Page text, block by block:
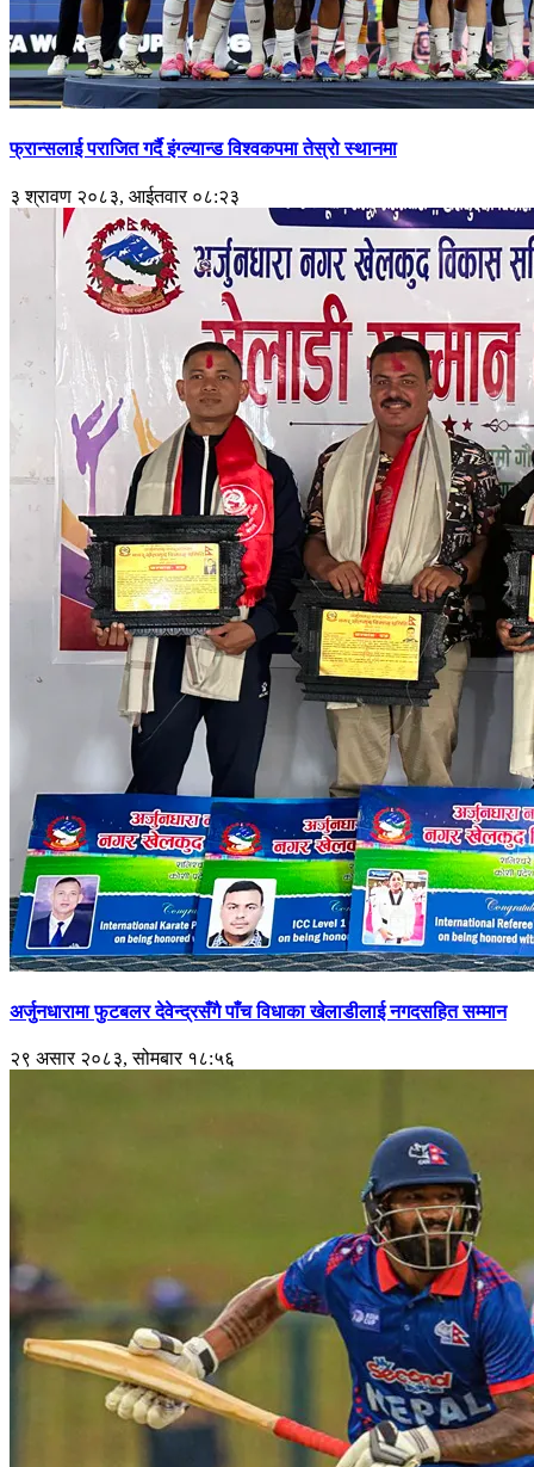
फ्रान्सलाई पराजित गर्दै इंग्ल्यान्ड विश्वकपमा तेस्रो स्थानमा
३ श्रावण २०८३, आईतवार ०८:२३
अर्जुनधारामा फुटबलर देवेन्द्रसँगै पाँच विधाका खेलाडीलाई नगदसहित सम्मान
२९ असार २०८३, सोमबार १८:५६